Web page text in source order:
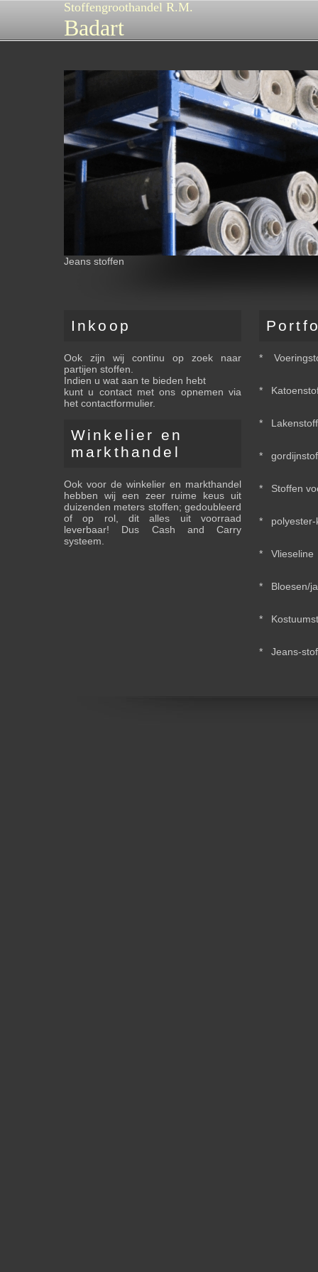
Stoffengroothandel R.M.
Badart
Jeans stoffen
Inkoop
Ook zijn wij continu op zoek naar
partijen stoffen.
Indien u wat aan te bieden hebt
kunt u contact met ons opnemen via
het contactformulier.
Winkelier en
markthandel
Ook voor de winkelier en markthandel
hebben wij een zeer ruime keus uit
duizenden meters stoffen; gedoubleerd
of op rol, dit alles uit voorraad
leverbaar! Dus Cash and Carry
systeem.
*
*
*
*
* Stoffen
* polyester-
* Vlieseline
* Bloesen/
*
* Jeans-